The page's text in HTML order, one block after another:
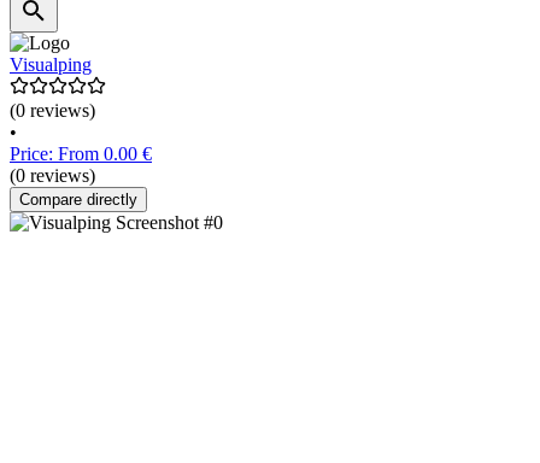
Visualping
(0 reviews)
•
Price: From 0.00 €
(0 reviews)
Compare directly